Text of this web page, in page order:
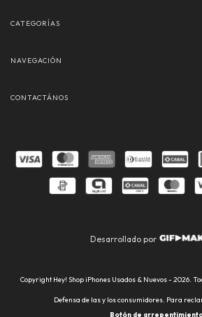
CATEGORÍAS
NAVEGACIÓN
CONTACTÁNOS
Desarrollado por
Copyright Hey! Shop iPhones Usados & Nuevos - 2026.
Defensa de las y los consumidores. Para
Botón de